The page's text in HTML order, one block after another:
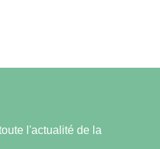
l'actualité de la